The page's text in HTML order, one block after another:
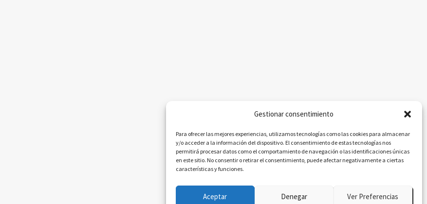
Gestionar consentimiento
Para ofrecer las mejores experiencias, utilizamos tecnologías como las cookies para almacenar
y/o acceder a la información del dispositivo. El consentimiento de estas tecnologías nos
permitirá procesar datos como el comportamiento de navegación o las identificaciones únicas
en este sitio. No consentir o retirar el consentimiento, puede afectar negativamente a ciertas
características y funciones.
Aceptar Denegar Ver Preferencias